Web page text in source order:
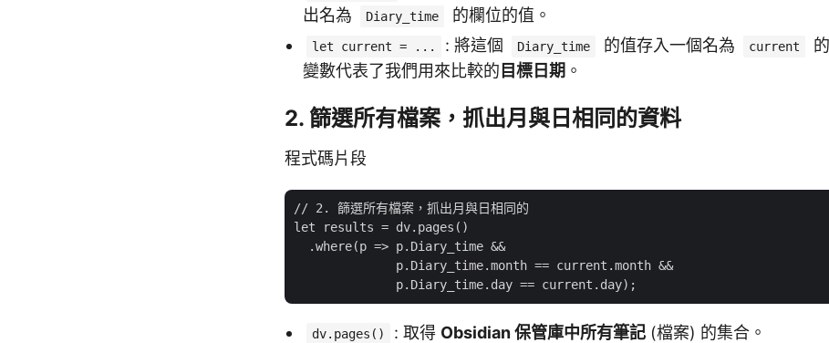
出名為
Diary_time 的欄位的值。
let current = ... : 將這個 Diary_time 的值存入一個名為 current
變數代表了我們用來比較的 目標日期 。
2. 篩選所有檔案，抓出月與日相同的資料
程式碼片段
// 2. 篩選所有檔案，抓出月與日相同的
let results = dv.pages()
  .where(p => p.Diary_time &&
              p.Diary_time.month == current.month &&
dv.pages() : 取得 Obsidian 保管庫中所有筆記 (檔案) 的集合。